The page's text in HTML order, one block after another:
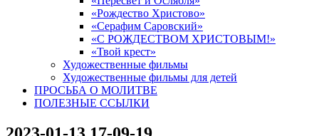
«Рождество Христово»
«Серафим Саровский»
«С РОЖДЕСТВОМ ХРИСТОВЫМ!»
«Твой крест»
Художественные фильмы
Художественные фильмы для детей
ПРОСЬБА О МОЛИТВЕ
ПОЛЕЗНЫЕ ССЫЛКИ